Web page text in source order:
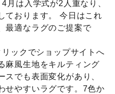
月は入学式が2人重なり、
ております。 今日はこれ
最適なラグのご提案で
ックでショップサイトへ
麻風生地をキルティング
スでも表面変化があり、
せやすいラグです。7色か